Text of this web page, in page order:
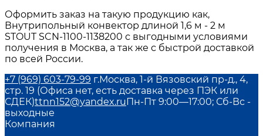
Оформить заказ на такую продукцию как,
Внутрипольный конвектор длиной 1,6 м - 2 м
STOUT SCN-1100-1138200 с выгодными условиями
получения в Москва, а так же с быстрой доставкой
по всей России.
+7 (969) 603-79-99 г.Москва, 1-й Вязовский пр-д., 4,
стр. 19 (Офиса нет, есть доставка через ПЭК или
СДЕК)ttnn152@yandex.ruПн-Пт 9:00—17:00; Сб-Вс -
выходные
Компания